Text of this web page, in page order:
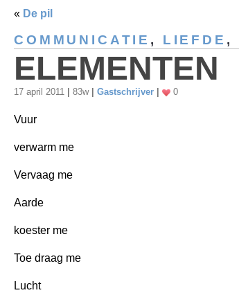
« De pil
COMMUNICATIE , LIEFDE ,
ELEMENTEN
17 april 2011 83w Gastschrijver 0
Vuur
verwarm me
Vervaag me
Aarde
koester me
Toe draag me
Lucht